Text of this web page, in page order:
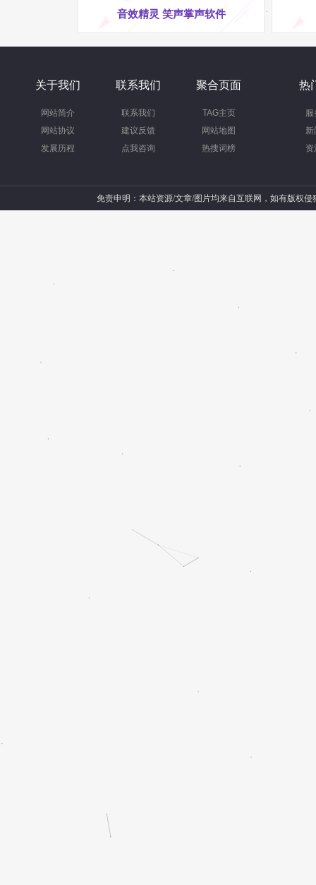
音效精灵 笑声掌声软件
关于我们
网站简介
网站协议
发展历程
联系我们
联系我们
建议反馈
点我咨询
聚合页面
TAG主页
网站地图
热搜词榜
热
服
新
资
免责申明：本站资源/文章/图片均来自互联网，如有版权